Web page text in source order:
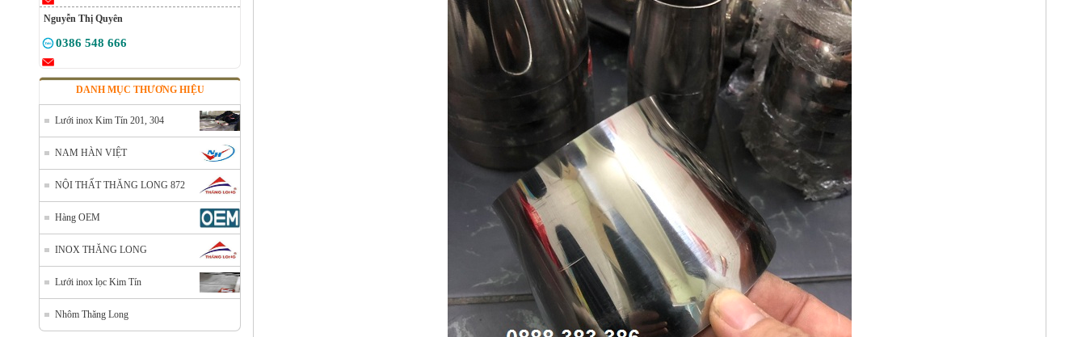
Nguyễn Thị Quyên
0386 548 666
DANH MỤC THƯƠNG HIỆU
Lưới inox Kim Tín 201, 304
NAM HÀN VIỆT
NỘI THẤT THĂNG LONG 872
Hàng OEM
INOX THĂNG LONG
Lưới inox lọc Kim Tín
Nhôm Thăng LongLưới đỡ cách nhiệt inox 304